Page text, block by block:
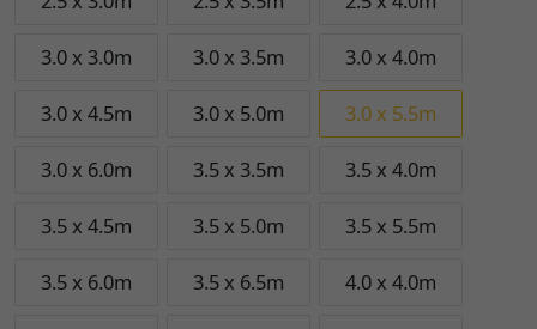
3.0 x 3.0m 3.0 x 3.5m 3.0 x 4.0m
3.0 x 4.5m 3.0 x 5.0m 3.0 x 5.5m
3.0 x 6.0m 3.5 x 3.5m 3.5 x 4.0m
3.5 x 4.5m 3.5 x 5.0m 3.5 x 5.5m
3.5 x 6.0m 3.5 x 6.5m 4.0 x 4.0m